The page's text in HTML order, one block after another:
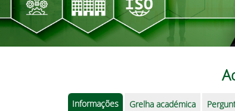
Informações Grelha académica